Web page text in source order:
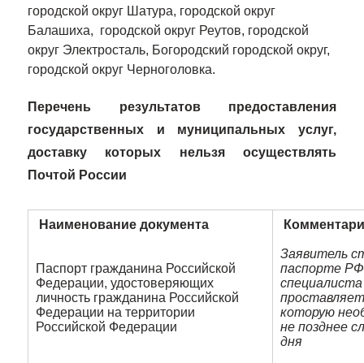
городской округ Шатура, городской округ
Балашиха, городской округ Реутов, городской
округ Электросталь, Богородский городской округ,
городской округ Черноголовка.
Перечень результатов предоставления
государственных и муниципальных услуг,
доставку которых нельзя осуществлять
Почтой России
Наименование документа
Паспорт гражданина Российской
Федерации, удостоверяющих
личность гражданина Российской
Федерации на территории
Российской Федерации
Заявитель
паспорте
которую
не позднее
дня